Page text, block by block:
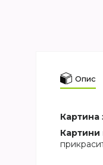
Опис
Картина
Картини